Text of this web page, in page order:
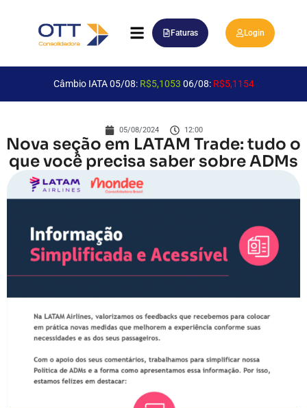
Faturas Login
Câmbio IATA 05/08: R$5,1053 06/08: R$5,1154
05/08/2024 12:00
Nova seção em LATAM Trade: tudo o
que você precisa saber sobre ADMs